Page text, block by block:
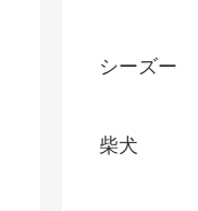
シーズー
柴犬